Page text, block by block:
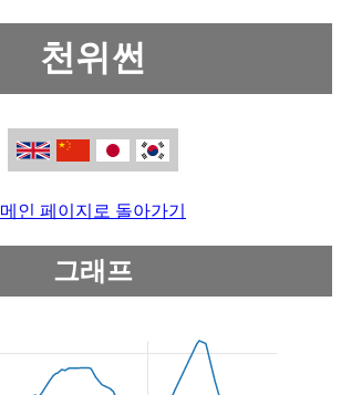
천위썬
메인 페이지로 돌아가기
그래프